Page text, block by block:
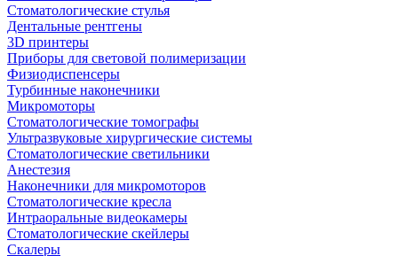
Стоматологические стулья
Дентальные рентгены
3D принтеры
Приборы для световой полимеризации
Физиодиспенсеры
Турбинные наконечники
Микромоторы
Стоматологические томографы
Ультразвуковые хирургические системы
Стоматологические светильники
Анестезия
Наконечники для микромоторов
Стоматологические кресла
Интраоральные видеокамеры
Стоматологические скейлеры
Скалеры